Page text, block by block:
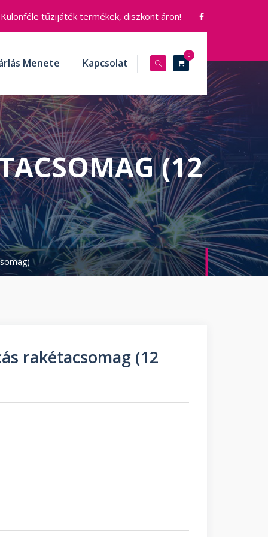
Különféle tűzijáték termékek, diszkont áron!
0
Menete Kapcsolat
(12
rakétacsomag (12